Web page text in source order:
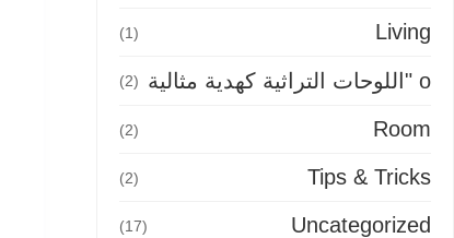
Living
(1)
o "اللوحات التراثية كهدية مثالية (2)
Room
(2)
Tips & Tricks
(2)
Uncategorized
(17)